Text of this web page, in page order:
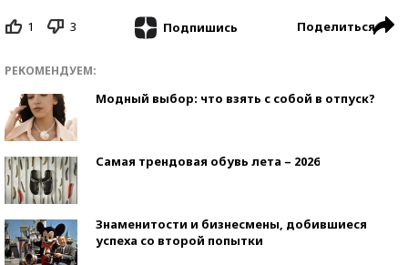
1 3 Подпишись Поделиться
РЕКОМЕНДУЕМ:
Модный выбор: что взять с собой в отпуск?
Самая трендовая обувь лета – 2026
Знаменитости и бизнесмены, добившиеся
успеха со второй попытки